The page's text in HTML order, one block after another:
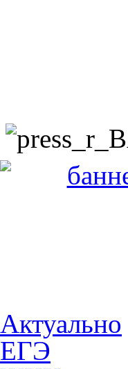
Актуально
ЕГЭ